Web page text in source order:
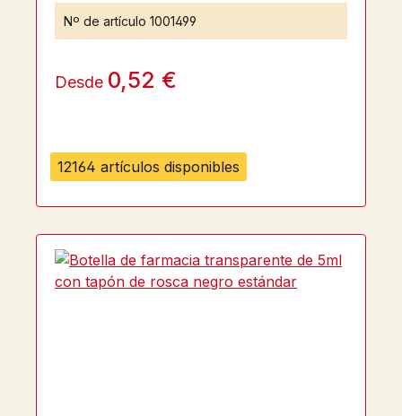
12164 artículos disponibles
Nº de artículo 1001499
Desde 0,52 €